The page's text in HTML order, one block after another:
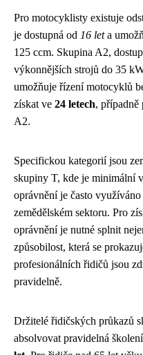
Pro motocyklisty existuje
je dostupná od 16 leta
125 ccm. Skupina A2,
výkonnějších strojů do 35
umožňuje řízení motocyklů
získat ve 24 letech, případně
A2.
Specifickou kategorií jsou
skupiny T, kde je minimální
oprávnění je často
zemědělském sektoru. Pro
oprávnění je nutné splnit
způsobilost, která se
profesionálních řidičů jsou
pravidelně.
Držitelé řidičských průkazů
absolvovat pravidelná